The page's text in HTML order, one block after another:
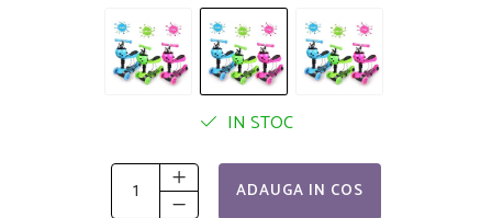
IN STOC
ADAUGA IN COS